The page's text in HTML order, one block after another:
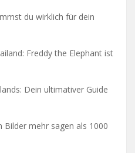
du wirklich für dein
Freddy the Elephant ist
Dein ultimativer Guide
Bilder mehr sagen als 1000